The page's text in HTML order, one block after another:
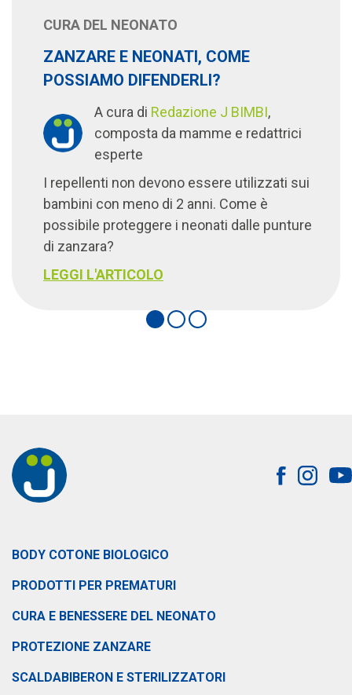
CURA DEL NEONATO
ZANZARE E NEONATI, COME
POSSIAMO DIFENDERLI?
A cura di Redazione J BIMBI,
composta da mamme e redattrici
esperte
I repellenti non devono essere utilizzati sui
bambini con meno di 2 anni. Come è
possibile proteggere i neonati dalle punture
di zanzara?
LEGGI L'ARTICOLO
BODY COTONE BIOLOGICO
PRODOTTI PER PREMATURI
CURA E BENESSERE DEL NEONATO
PROTEZIONE ZANZARE
SCALDABIBERON E STERILIZZATORI